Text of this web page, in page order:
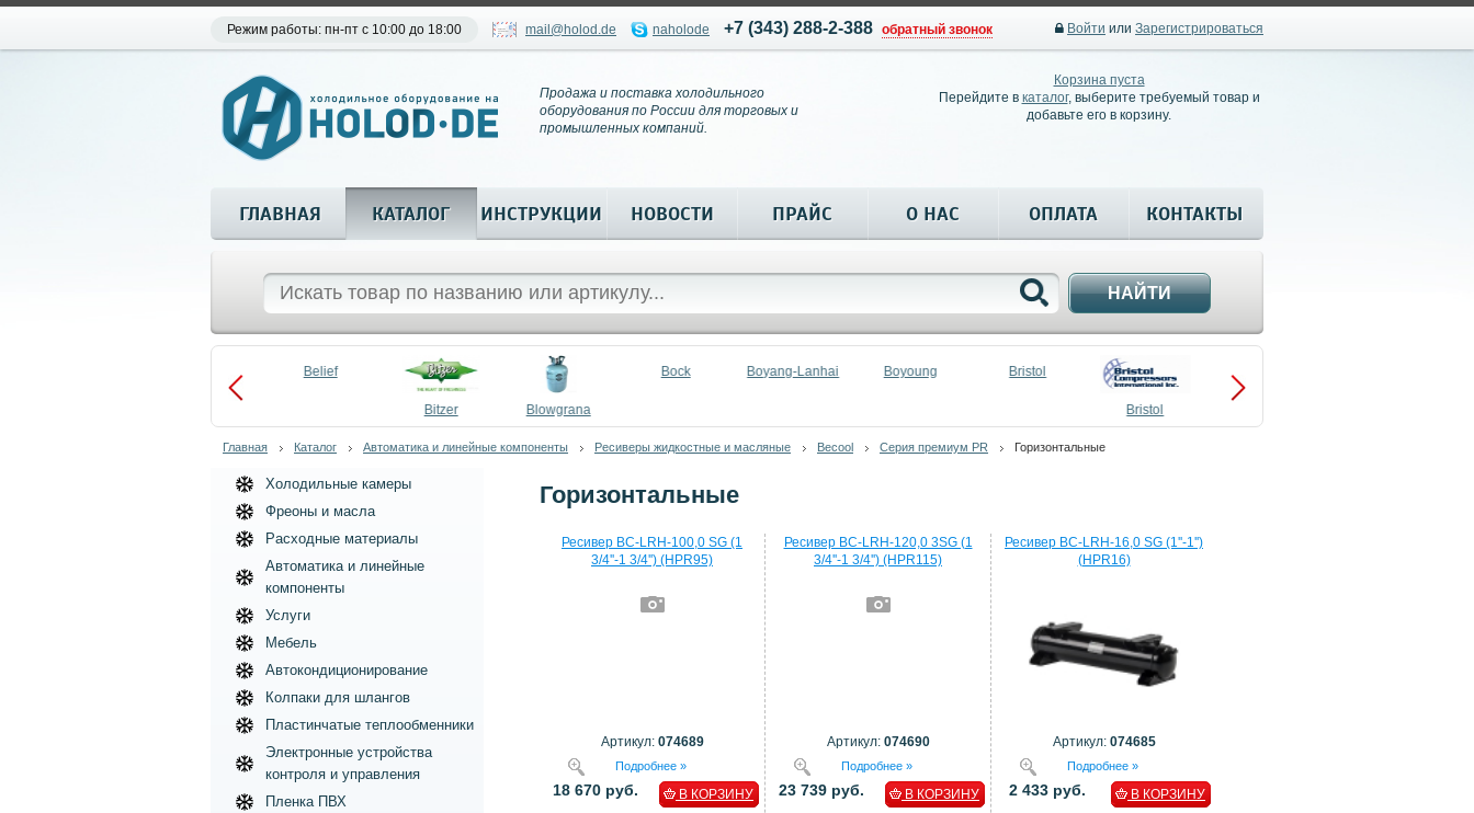
Режим работы: пн-пт с 10:00 до 18:00 mail@holod.de naholode +7 (343) 288-2-388 обратный звонок Войти или Зарегистрироваться
Продажа и поставка холодильного
оборудования по России для торговых и
промышленных компаний.
Корзина пуста
Перейдите в каталог, выберите требуемый товар и
добавьте его в корзину.
ГЛАВНАЯ КАТАЛОГ ИНСТРУКЦИИ НОВОСТИ ПРАЙС О НАС ОПЛАТА КОНТАКТЫ
НАЙТИ
Belief
Bitzer Blowgrana
Bock Boyang-Lanhai Boyoung Bristol
Bristol
Compressors
Главная Каталог Автоматика и линейные компоненты Ресиверы жидкостные и масляные Becool Серия премиум PR Горизонтальные
Горизонтальные
Ресивер BC-LRH-100,0 SG (1
3/4''-1 3/4'') (HPR95)
Артикул: 074689
Подробнее »
18 670 руб. В КОРЗИНУ
Ресивер BC-LRH-120,0 3SG (1
3/4''-1 3/4'') (HPR115)
Артикул: 074690
Подробнее »
23 739 руб. В КОРЗИНУ
Ресивер BC-LRH-16,0 SG (1''-1'')
(HPR16)
Артикул: 074685
Подробнее »
2 433 руб. В КОРЗИНУ
Холодильные камеры
Фреоны и масла
Расходные материалы
Автоматика и линейные
компоненты
Услуги
Мебель
Автокондиционирование
Колпаки для шлангов
Пластинчатые теплообменники
Электронные устройства
контроля и управления
Пленка ПВХ